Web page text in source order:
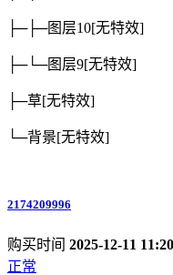
├─├─图层10[无特效]
├─└─图层9[无特效]
├─草[无特效]
└─背景[无特效]
2174209996
购买时间 2025-12-11
正常